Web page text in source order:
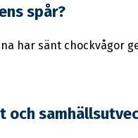
spår?
har sänt chockvågor
och